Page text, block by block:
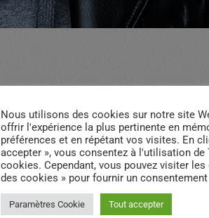
email
Nous utilisons des cookies sur notre site
offrir l'expérience la plus pertinente en
préférences et en répétant vos visites. En
accepter », vous consentez à l'utilisation de
cookies. Cependant, vous pouvez visiter les
des cookies » pour fournir un
Paramètres Cookie Tout accepter